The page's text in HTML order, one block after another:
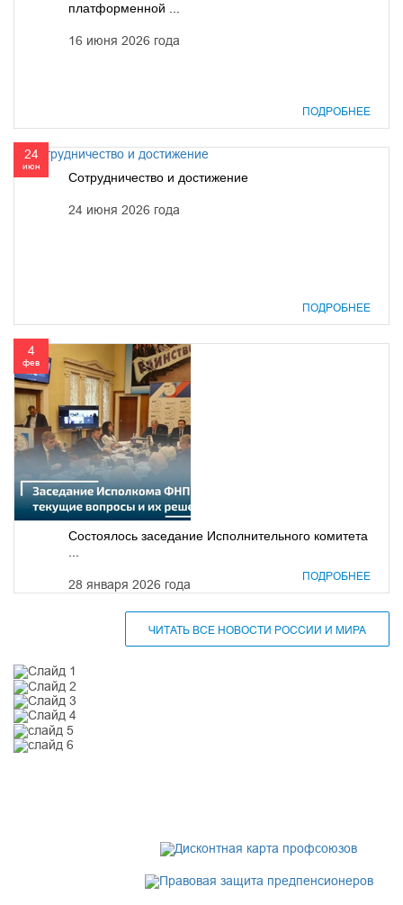
платформенной ...
16 июня 2026 года
ПОДРОБНЕЕ
24
июн
Сотрудничество и достижение
24 июня 2026 года
ПОДРОБНЕЕ
4
фев
Состоялось заседание Исполнительного комитета
28 января 2026 года
ПОДРОБНЕЕ
ЧИТАТЬ ВСЕ НОВОСТИ РОССИИ И МИРА